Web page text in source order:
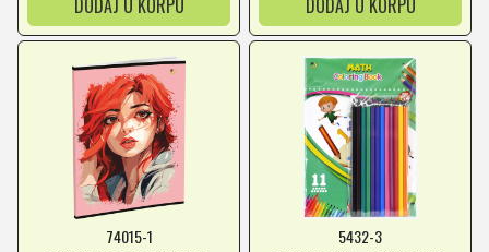
DODAJ U KORPU
DODAJ U KORPU
74015-1
5432-3